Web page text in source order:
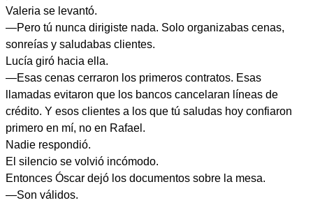
Valeria se levantó.
—Pero tú nunca dirigiste nada. Solo organizabas cenas,
sonreías y saludabas clientes.
Lucía giró hacia ella.
—Esas cenas cerraron los primeros contratos. Esas
llamadas evitaron que los bancos cancelaran líneas de
crédito. Y esos clientes a los que tú saludas hoy confiaron
primero en mí, no en Rafael.
Nadie respondió.
El silencio se volvió incómodo.
Entonces Óscar dejó los documentos sobre la mesa.
—Son válidos.